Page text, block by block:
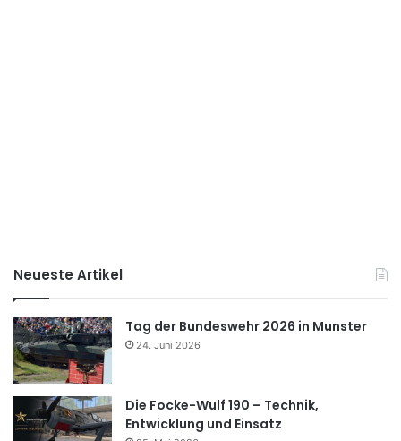
Neueste Artikel
Tag der Bundeswehr 2026 in Munster
24. Juni 2026
Die Focke-Wulf 190 – Technik,
Entwicklung und Einsatz